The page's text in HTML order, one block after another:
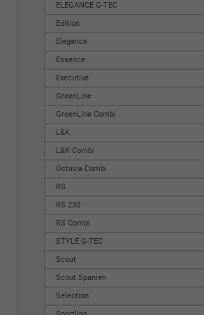
ELEGANCE G-TEC
Edition
Elegance
Essence
Executive
GreenLine
GreenLine Combi
L&K
L&K Combi
Octavia Combi
RS
RS 230
RS Combi
STYLE G-TEC
Scout
Scout Spanien
Selection